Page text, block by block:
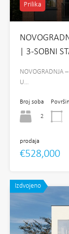
Prilika
| 3-SOBNI
NOVOGRADNJA
U…
Broj soba
2
prodaja
€528,000
Izdvojeno